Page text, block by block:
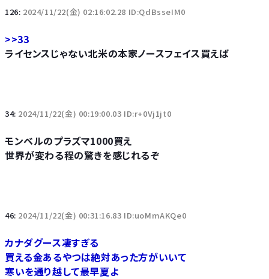
126: 2024/11/22(金) 02:16:02.28 ID:QdBsseIM0
>>33
ライセンスじゃない北米の本家ノースフェイス買えば
34: 2024/11/22(金) 00:19:00.03 ID:r+0Vj1jt0
モンベルのプラズマ1000買え
世界が変わる程の驚きを感じれるぞ
46: 2024/11/22(金) 00:31:16.83 ID:uoMmAKQe0
カナダグース凄すぎる
買える金あるやつは絶対あった方がいいて
寒いを通り越して最早夏よ